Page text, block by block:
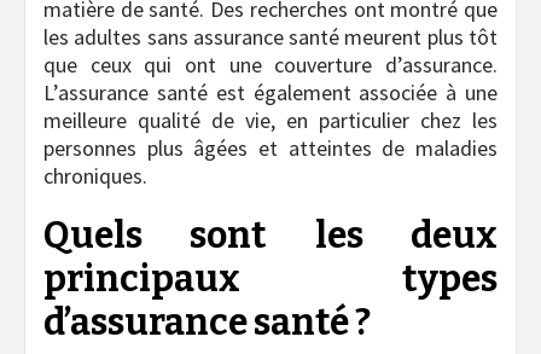
matière de santé. Des recherches ont montré que
les adultes sans assurance santé meurent plus tôt
que ceux qui ont une couverture d’assurance.
L’assurance santé est également associée à une
meilleure qualité de vie, en particulier chez les
personnes plus âgées et atteintes de maladies
chroniques.
Quels sont les deux
principaux types
d’assurance santé ?